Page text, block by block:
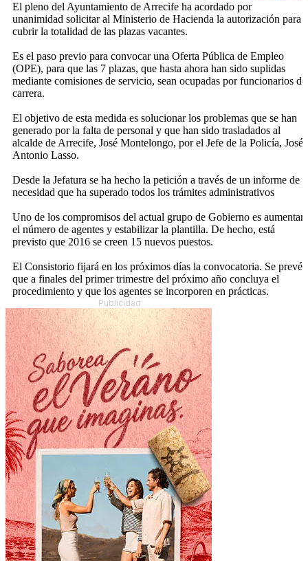
El pleno del Ayuntamiento de Arrecife ha acordado por
unanimidad solicitar al Ministerio de Hacienda la autorización para
cubrir la totalidad de las plazas vacantes.
Es el paso previo para convocar una Oferta Pública de Empleo
(OPE), para que las 7 plazas, que hasta ahora han sido suplidas
mediante comisiones de servicio, sean ocupadas por funcionarios de
carrera.
El objetivo de esta medida es solucionar los problemas que se han
generado por la falta de personal y que han sido trasladados al
alcalde de Arrecife, José Montelongo, por el Jefe de la Policía, José
Antonio Lasso.
Desde la Jefatura se ha hecho la petición a través de un informe de
necesidad que ha superado todos los trámites administrativos
Uno de los compromisos del actual grupo de Gobierno es aumentar
el número de agentes y estabilizar la plantilla. De hecho, está
previsto que 2016 se creen 15 nuevos puestos.
El Consistorio fijará en los próximos días la convocatoria. Se prevé
que a finales del primer trimestre del próximo año concluya el
procedimiento y que los agentes se incorporen en prácticas.
Publicidad